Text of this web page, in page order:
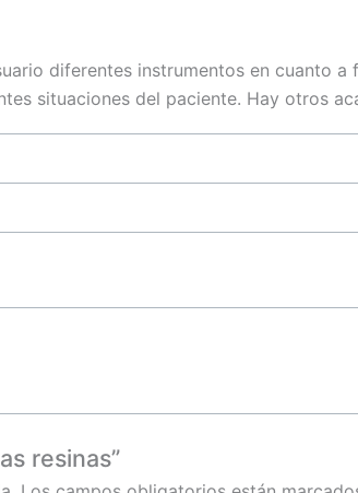
diferentes instrumentos en cuanto
situaciones del paciente. Hay otros
resinas”